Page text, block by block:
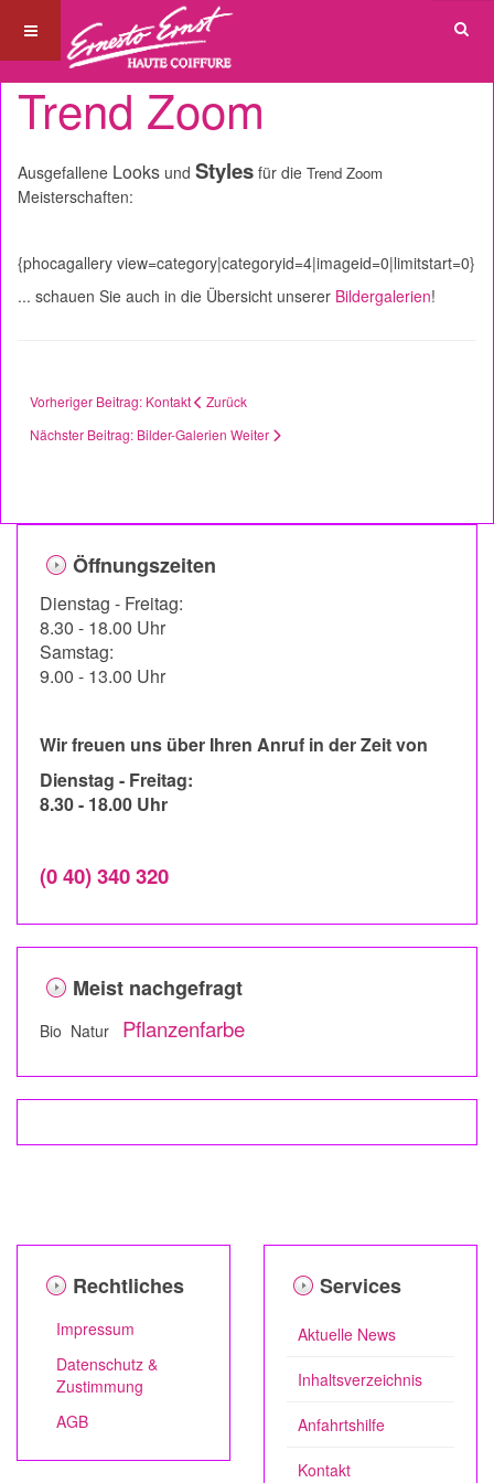
Trend Zoom
Ausgefallene Looks und Styles für die Trend Zoom
Meisterschaften:
{phocagallery view=category|categoryid=4|imageid=0|limitstart=0}
... schauen Sie auch in die Übersicht unserer Bildergalerien!
Vorheriger Beitrag: Kontakt
Zurück
Nächster Beitrag: Bilder-Galerien Weiter
Öffnungszeiten
Dienstag - Freitag:
8.30 - 18.00 Uhr
Samstag:
9.00 - 13.00 Uhr
Wir freuen uns über Ihren Anruf in der Zeit von
Dienstag - Freitag:
8.30 - 18.00 Uhr
(0 40) 340 320
Meist nachgefragt
Bio Natur Pflanzenfarbe
Rechtliches
Impressum
Datenschutz &
Zustimmung
AGB
Services
Aktuelle News
Inhaltsverzeichnis
Anfahrtshilfe
Kontakt